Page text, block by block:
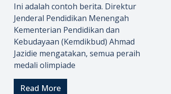
Ini adalah contoh berita. Direktur
Jenderal Pendidikan Menengah
Kementerian Pendidikan dan
Kebudayaan (Kemdikbud) Ahmad
Jazidie mengatakan, semua peraih
medali olimpiade
Read More